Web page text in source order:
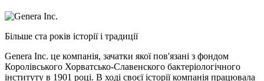
Більше ста років історії і традиції
Genera Inc. це компанія, зачатки якої пов'язані з фондом
Королівського Хорватсько-Славенского бактеріологічного
інституту в 1901 році. В ході своєї історії компанія працювала